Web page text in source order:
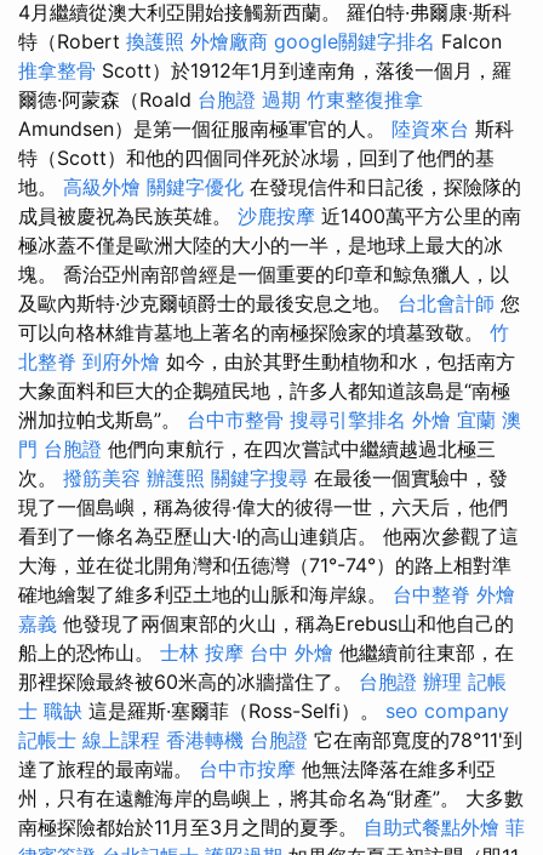
4月繼續從澳大利亞開始接觸新西蘭。 羅伯特·弗爾康·斯科
特（Robert 換護照 外燴廠商 google關鍵字排名 Falcon
推拿整骨 Scott）於1912年1月到達南角，落後一個月，羅
爾德·阿蒙森（Roald 台胞證 過期 竹東整復推拿
Amundsen）是第一個征服南極軍官的人。 陸資來台 斯科
特（Scott）和他的四個同伴死於冰場，回到了他們的基
地。 高級外燴 關鍵字優化 在發現信件和日記後，探險隊的
成員被慶祝為民族英雄。 沙鹿按摩 近1400萬平方公里的南
極冰蓋不僅是歐洲大陸的大小的一半，是地球上最大的冰
塊。 喬治亞州南部曾經是一個重要的印章和鯨魚獵人，以
及歐內斯特·沙克爾頓爵士的最後安息之地。 台北會計師 您
可以向格林維肯墓地上著名的南極探險家的墳墓致敬。 竹
北整脊 到府外燴 如今，由於其野生動植物和水，包括南方
大象面料和巨大的企鵝殖民地，許多人都知道該島是“南極
洲加拉帕戈斯島”。 台中市整骨 搜尋引擎排名 外燴 宜蘭 澳
門 台胞證 他們向東航行，在四次嘗試中繼續越過北極三
次。 撥筋美容 辦護照 關鍵字搜尋 在最後一個實驗中，發
現了一個島嶼，稱為彼得·偉大的彼得一世，六天后，他們
看到了一條名為亞歷山大·I的高山連鎖店。 他兩次參觀了這
大海，並在從北開角灣和伍德灣（71°-74°）的路上相對準
確地繪製了維多利亞土地的山脈和海岸線。 台中整脊 外燴
嘉義 他發現了兩個東部的火山，稱為Erebus山和他自己的
船上的恐怖山。 士林 按摩 台中 外燴 他繼續前往東部，在
那裡探險最終被60米高的冰牆擋住了。 台胞證 辦理 記帳
士 職缺 這是羅斯·塞爾菲（Ross-Selfi）。 seo company
記帳士 線上課程 香港轉機 台胞證 它在南部寬度的78°11'到
達了旅程的最南端。 台中市按摩 他無法降落在維多利亞
州，只有在遠離海岸的島嶼上，將其命名為“財產”。 大多數
南極探險都始於11月至3月之間的夏季。 自助式餐點外燴 菲